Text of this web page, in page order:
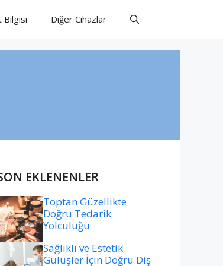
Bilgisi Diğer Cihazlar
EKLENENLER
Toptan Güzellikte
Doğru Tedarik
Yolculuğu
Sağlıklı ve Estetik
Gülüşler İçin Doğru Diş